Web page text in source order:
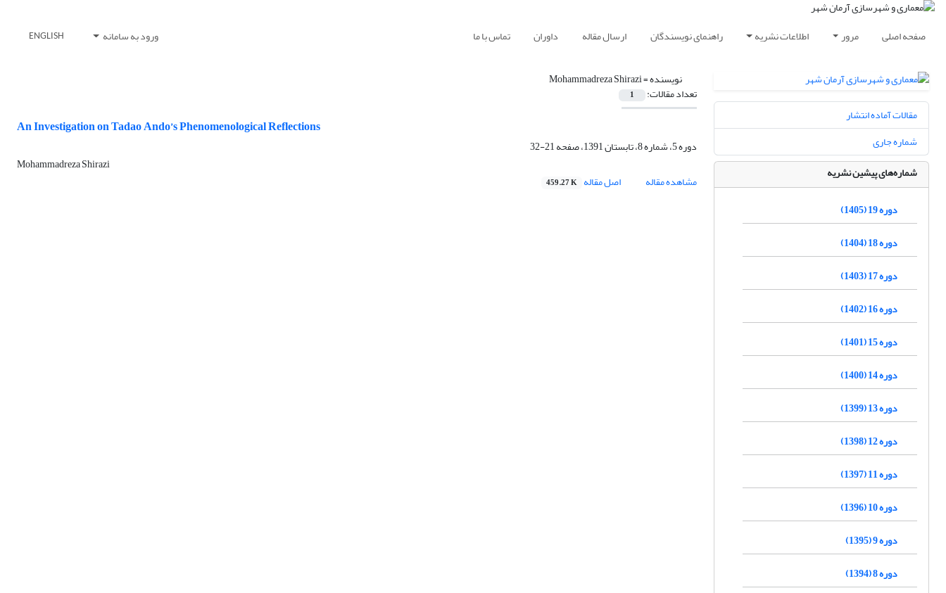
صفحه اصلی مرور اطلاعات نشریه راهنمای نویسندگان ارسال مقاله داوران تماس با ما ورود به سامانه ENGLISH
نویسنده =Mohammadreza Shirazi
تعداد مقالات: 1
An Investigation on Tadao Ando’s Phenomenological Reflections
دوره 5، شماره 8، تابستان 1391، صفحه
21-32
Mohammadreza Shirazi
مشاهده مقاله
اصل مقاله 459.27 K
مقالات آماده انتشار
شماره جاری
شماره‌های پیشین نشریه
دوره 19 (1405)
دوره 18 (1404)
دوره 17 (1403)
دوره 16 (1402)
دوره 15 (1401)
دوره 14 (1400)
دوره 13 (1399)
دوره 12 (1398)
دوره 11 (1397)
دوره 10 (1396)
دوره 9 (1395)
دوره 8 (1394)